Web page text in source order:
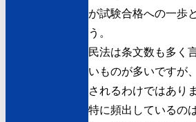
が試験合格への一歩
う。
民法は条文数も多く
いものが多いですが
されるわけではあり
特に頻出しているの